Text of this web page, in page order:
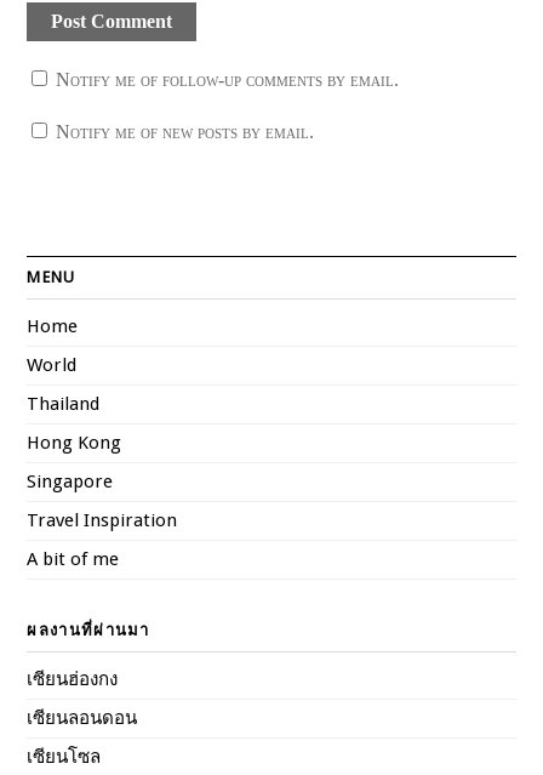
Notify me of follow-up comments by email.
Notify me of new posts by email.
MENU
Home
World
Thailand
Hong Kong
Singapore
Travel Inspiration
A bit of me
ผลงานที่ผ่านมา
เซียนฮ่องกง
เซียนลอนดอน
เซียนโซล